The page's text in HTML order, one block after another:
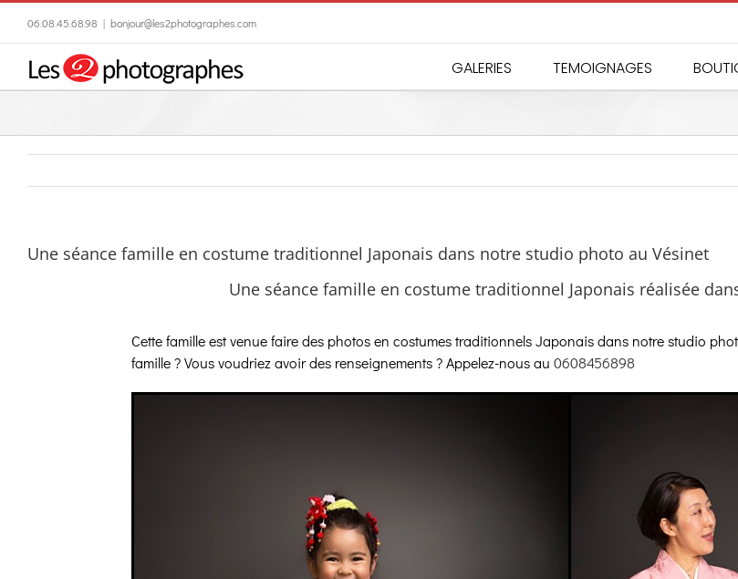
06.08.45.68.98 | bonjour@les2photographes.com
GALERIES TEMOIGNAGES
Une séance famille en costume traditionnel Japonais dans notre studio photo au Vésinet
Une séance famille en costume traditionnel Japonais réalisée
Cette famille est venue faire des photos en costumes traditionnels Japonais dans notre studio
famille ? Vous voudriez avoir des renseignements ? Appelez-nous au 0608456898